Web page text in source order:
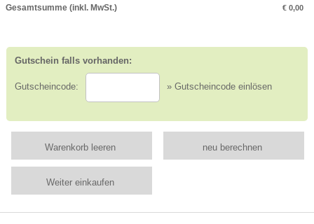
Gesamtsumme (inkl. MwSt.)
€ 0,00
Gutschein falls vorhanden:
Gutscheincode: » Gutscheincode einlösen
Warenkorb leeren neu berechnen
Weiter einkaufen